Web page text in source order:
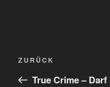
Beitragsnavigation
Vorheriger
Beitrag
ZURÜCK
True Crime –